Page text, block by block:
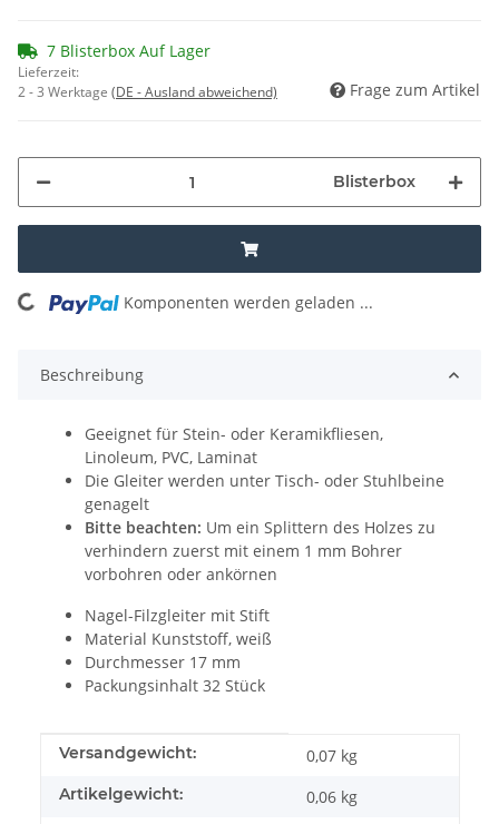
7 Blisterbox Auf Lager
Lieferzeit:
2 - 3 Werktage (DE - Ausland abweichend) Frage zum Artikel
Blisterbox
Komponenten werden geladen ...
Beschreibung
Geeignet für Stein- oder Keramikfliesen,
Linoleum, PVC, Laminat
Die Gleiter werden unter Tisch- oder Stuhlbeine
genagelt
Bitte beachten: Um ein Splittern des Holzes zu
verhindern zuerst mit einem 1 mm Bohrer
vorbohren oder ankörnen
Nagel-Filzgleiter mit Stift
Material Kunststoff, weiß
Durchmesser 17 mm
Packungsinhalt 32 Stück
Produkteigenschaft
Wert
Versandgewicht: 0,07 kg
Artikelgewicht: 0,06 kg